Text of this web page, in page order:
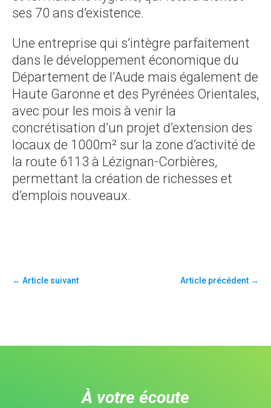
ses 70 ans d’existence.
Une entreprise qui s’intègre parfaitement
dans le développement économique du
Département de l’Aude mais également de
Haute Garonne et des Pyrénées Orientales,
avec pour les mois à venir la
concrétisation d’un projet d’extension des
locaux de 1000m² sur la zone d’activité de
la route 6113 à Lézignan-Corbières,
permettant la création de richesses et
d’emplois nouveaux.
← Article suivant Article précédent →
À votre écoute